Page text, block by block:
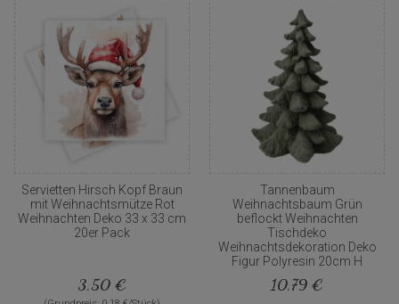
Servietten Hirsch Kopf Braun
mit Weihnachtsmütze Rot
Weihnachten Deko 33 x 33 cm
20er Pack
3,50 €
Tannenbaum
Weihnachtsbaum Grün
beflockt Weihnachten
Tischdeko
Weihnachtsdekoration Deko
Figur Polyresin 20cm H
10,79 €